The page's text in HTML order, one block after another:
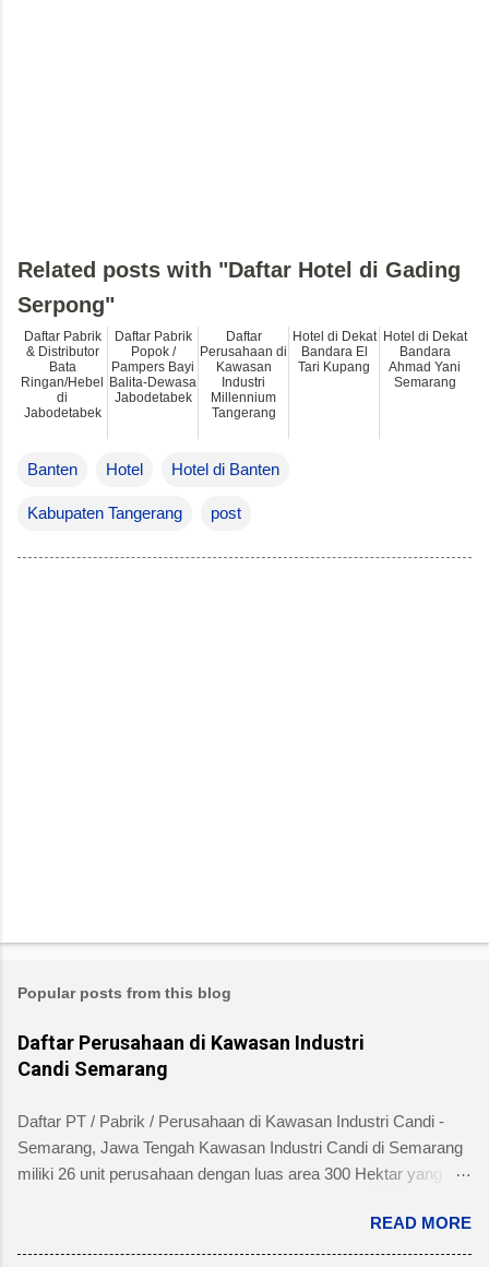
Banten Hotel Hotel di Banten
Kabupaten Tangerang post
Related posts with "Daftar Hotel di Gading
Serpong"
Daftar Pabrik
& Distributor
Bata
Ringan/Hebel
di
Jabodetabek
Daftar Pabrik
Popok /
Pampers Bayi
Balita-Dewasa
Jabodetabek
Daftar
Perusahaan di
Kawasan
Industri
Millennium
Tangerang
Hotel di Dekat
Bandara El
Tari Kupang
Hotel di Dekat
Bandara
Ahmad Yani
Semarang
Popular posts from this blog
Daftar Perusahaan di Kawasan Industri
Candi Semarang
Daftar PT / Pabrik / Perusahaan di Kawasan Industri Candi -
Semarang, Jawa Tengah Kawasan Industri Candi di Semarang
miliki 26 unit perusahaan dengan luas area 300 Hektar yang
Kecamatan Ngaliyan dan memiliki fasilitas tanah yang siap
dibangun , jalan 20 s/d 30 meter, green belt, listrik , telepon , air,
READ MORE